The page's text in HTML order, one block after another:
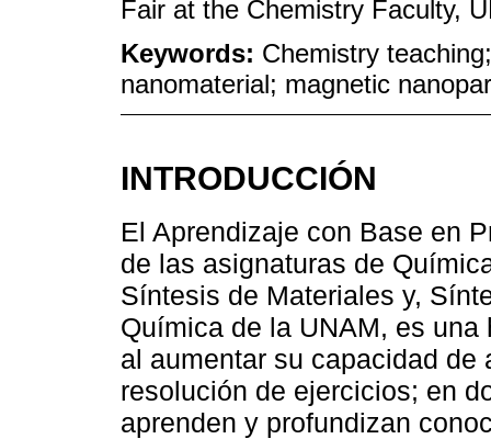
Fair at the Chemistry Faculty,
Keywords: Chemistry
nanomaterial; magnetic
INTRODUCCIÓN
El Aprendizaje con Base en
de las asignaturas de
Síntesis de Materiales y,
Química de la UNAM, es
al aumentar su capacidad
resolución de ejercicios; en
aprenden y profundizan